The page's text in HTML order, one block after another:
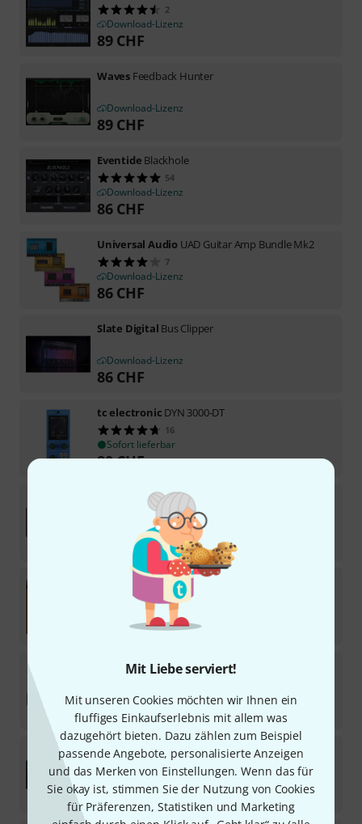
Mit Liebe serviert!
Mit unseren Cookies möchten wir Ihnen ein
fluffiges Einkaufserlebnis mit allem was
dazugehört bieten. Dazu zählen zum Beispiel
passende Angebote, personalisierte Anzeigen
und das Merken von Einstellungen. Wenn das für
Sie okay ist, stimmen Sie der Nutzung von Cookies
für Präferenzen, Statistiken und Marketing
2
Download-Lizenz
89 CHF
Waves Feedback Hunter
Download-Lizenz
89 CHF
Eventide Blackhole
54
Download-Lizenz
86 CHF
Universal Audio UAD Guitar Amp Bundle Mk2
7
Download-Lizenz
86 CHF
Slate Digital Bus Clipper
Download-Lizenz
86 CHF
tc electronic DYN 3000-DT
16
Sofort lieferbar
80CHF
OhmforceOhmicide [S]
Download-Lizenz
CHF
Slate DigitalVirtual Console Collection
17
Download-Lizenz
CHF
WavesCLA Classic Compressors
Download-Lizenz
80CHF
WavesSync Vx
2
89CHF